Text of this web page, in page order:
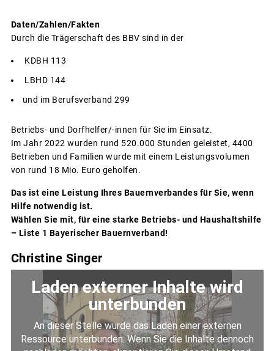
Daten/Zahlen/Fakten
Durch die Trägerschaft des BBV sind in der
KDBH 113
LBHD 144
und im Berufsverband 299
Betriebs- und Dorfhelfer/-innen für Sie im Einsatz.
Im Jahr 2022 wurden rund 520.000 Stunden geleistet, 4400
Betrieben und Familien wurde mit einem Leistungsvolumen
von rund 18 Mio. Euro geholfen.
Das ist eine Leistung Ihres Bauernverbandes für Sie, wenn
Hilfe notwendig ist.
Wählen Sie mit, für eine starke Betriebs- und Haushaltshilfe
– Liste 1 Bayerischer Bauernverband!
Christine Singer